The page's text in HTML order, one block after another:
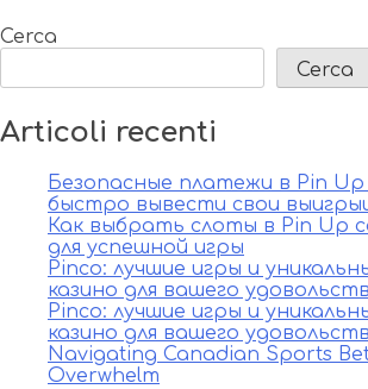
Cerca
Cerca
Articoli recenti
Безопасные платежи в Pin Up
быстро вывести свои
Как выбрать слоты в Pin Up
для успешной игры
Pinco: лучшие игры и
казино для вашего
Pinco: лучшие игры и
казино для вашего
Navigating Canadian Sports
Overwhelm